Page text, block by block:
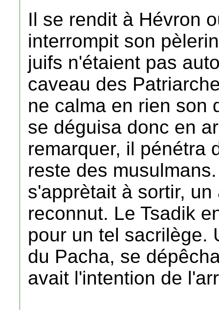
Il se rendit à Hévron
interrompit son
juifs n'étaient pas
caveau des
ne calma en rien son
se déguisa donc en
remarquer, il pénétra
reste des
s'apprètait à sortir,
reconnut. Le Tsadik
pour un tel sacrilège.
du Pacha, se
avait l'intention de